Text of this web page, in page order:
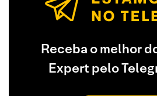
Receba o melhor
Expert pelo